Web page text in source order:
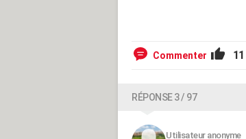
Commenter 11
RÉPONSE 3 / 97
Utilisateur anonyme